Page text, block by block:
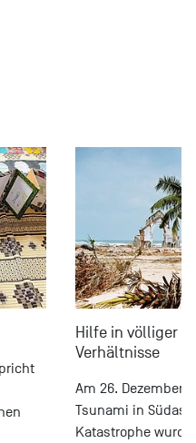
Hilfe in völliger
Verhältnisse
Am 26. Dezember
Tsunami in
Katastrophe wurde